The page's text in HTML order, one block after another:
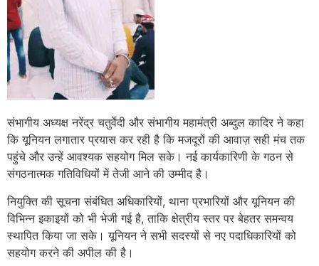
संभागीय अध्यक्ष नरेंद्र चतुर्वेदी और संभागीय महामंत्री अब्दुल कादिर ने कहा
कि यूनियन लगातार प्रयास कर रही है कि मजदूरों की आवाज़ सही मंच तक
पहुंचे और उन्हें आवश्यक सहयोग मिल सके। नई कार्यकारिणी के गठन से
संगठनात्मक गतिविधियों में तेजी आने की उम्मीद है।
नियुक्ति की सूचना संबंधित अधिकारियों, थाना प्रभारियों और यूनियन की
विभिन्न इकाइयों को भी भेजी गई है, ताकि क्षेत्रीय स्तर पर बेहतर समन्वय
स्थापित किया जा सके। यूनियन ने सभी सदस्यों से नए पदाधिकारियों को
सहयोग करने की अपील की है।